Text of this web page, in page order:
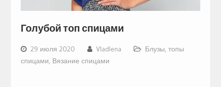
Голубой топ спицами
29 июля 2020 Vladlena
Блузы, топы
спицами, Вязание спицами